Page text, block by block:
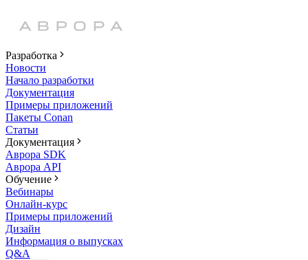
Разработка
Новости
Начало разработки
Документация
Примеры приложений
Пакеты Conan
Статьи
Документация
Аврора SDK
Аврора API
Обучение
Вебинары
Онлайн-курс
Примеры приложений
Дизайн
Информация о выпусках
Q&A